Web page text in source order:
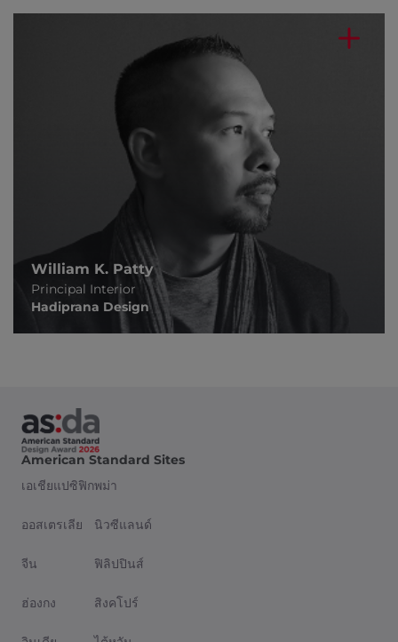
William K. Patty
Principal Interior
Hadiprana Design
American Standard Sites
เอเชียแปซิฟิก
ออสเตรเลีย
จีน
ฮ่องกง
พม่า
นิวซีแลนด์
ฟิลิปปินส์
สิงคโปร์